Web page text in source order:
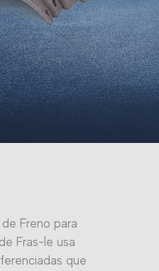
Freno para
Fras-le usa
que